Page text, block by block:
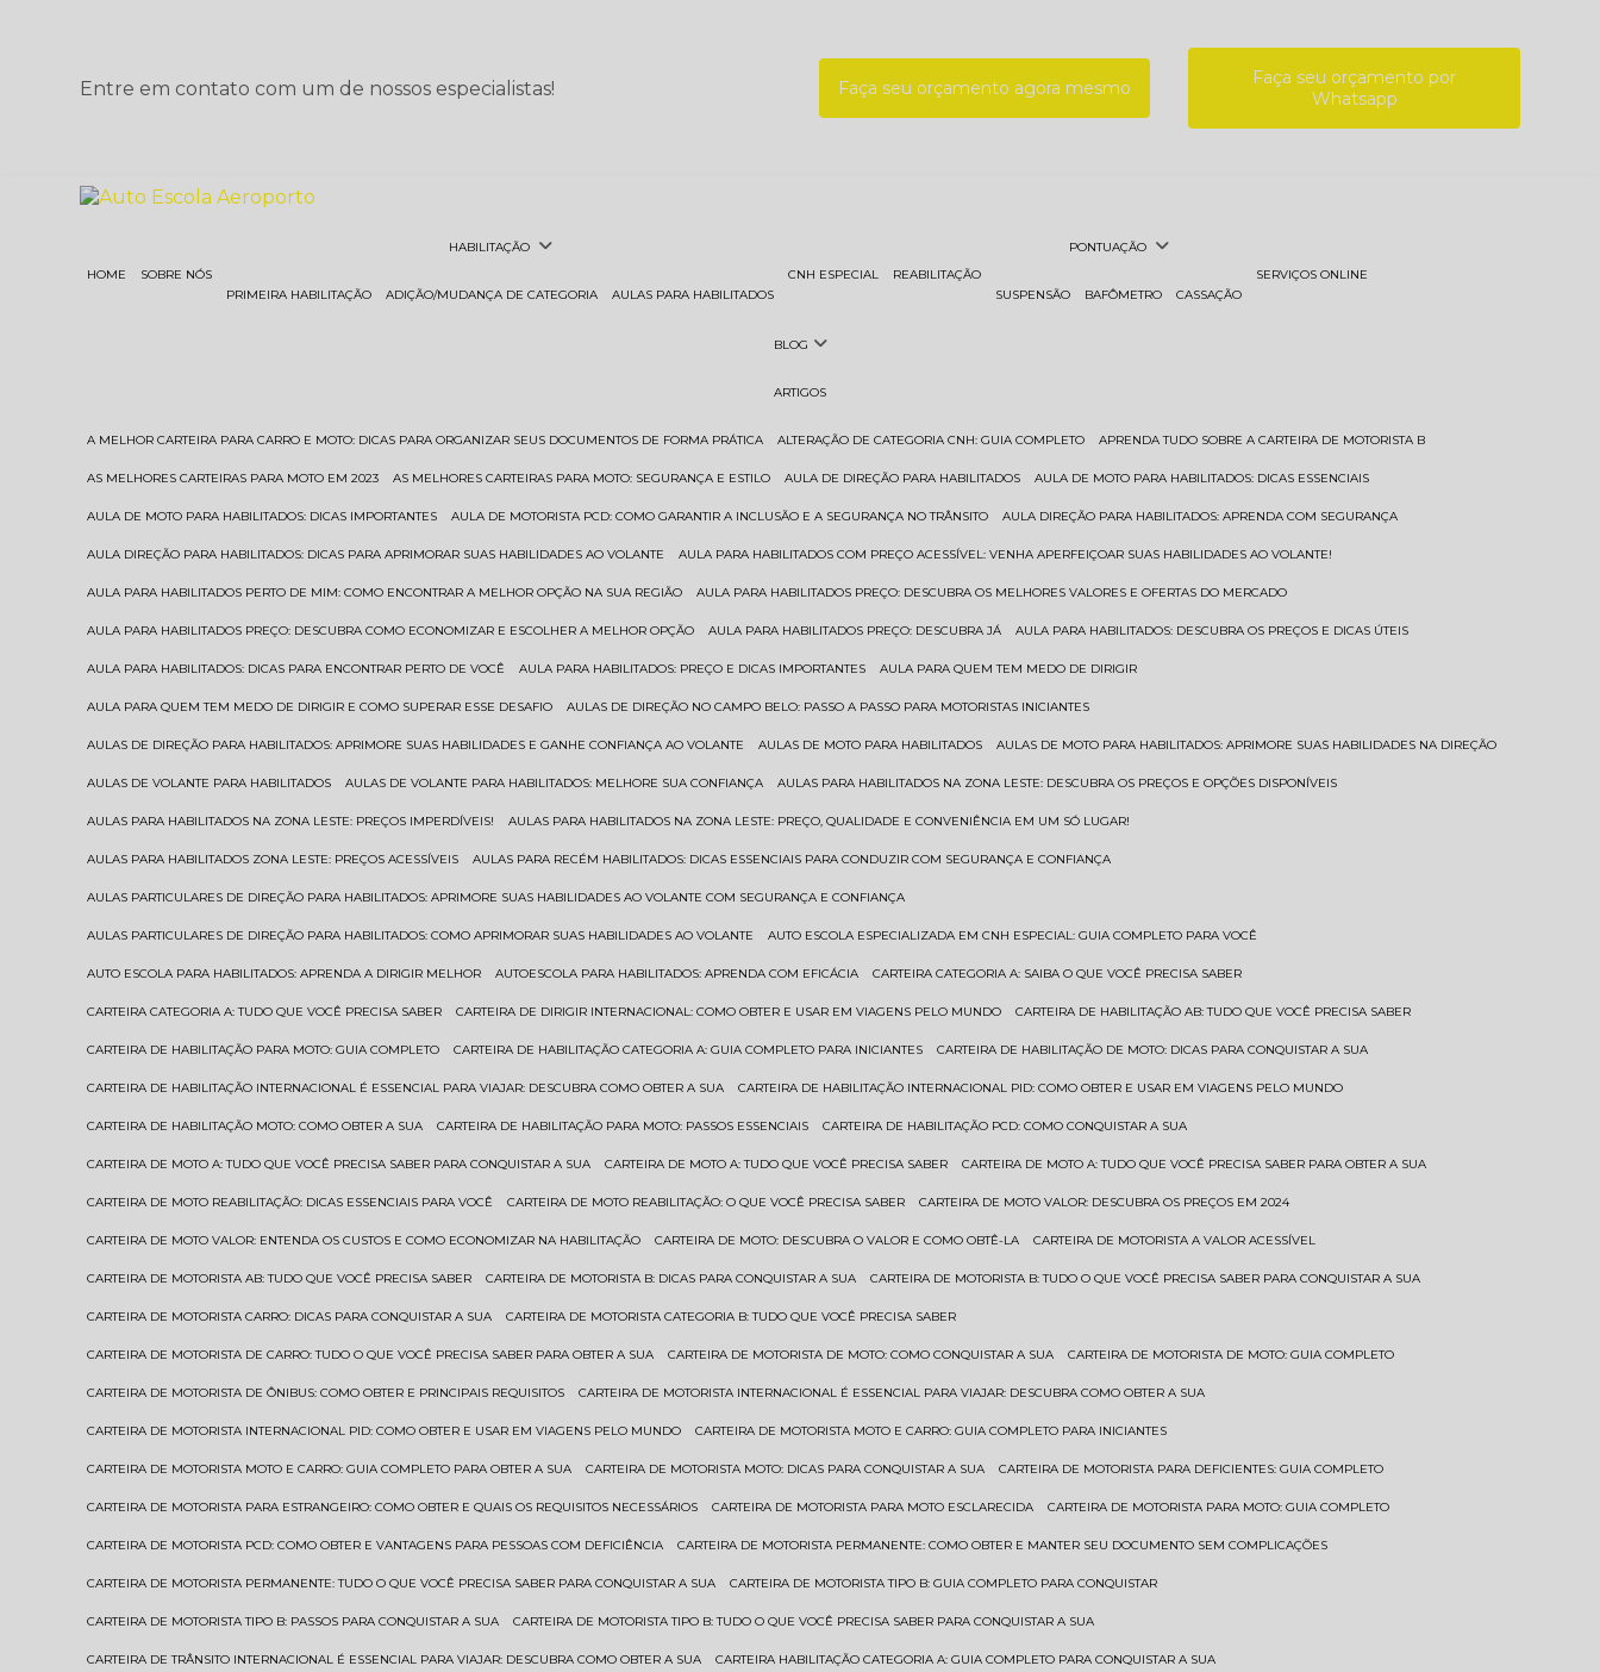
Entre em contato com um de nossos especialistas! Faça seu orçamento agora mesmo
Faça seu orçamento por
Whatsapp
HOME SOBRE NÓS
HABILITAÇÃO
PRIMEIRA HABILITAÇÃO ADIÇÃO/MUDANÇA DE CATEGORIA AULAS PARA HABILITADOS
CNH ESPECIAL REABILITAÇÃO
PONTUAÇÃO
SUSPENSÃO BAFÔMETRO CASSAÇÃO
SERVIÇOS ONLINE
BLOG
ARTIGOS
A MELHOR CARTEIRA PARA CARRO E MOTO: DICAS PARA ORGANIZAR SEUS DOCUMENTOS DE FORMA PRÁTICA ALTERAÇÃO DE CATEGORIA CNH: GUIA COMPLETO APRENDA TUDO SOBRE A CARTEIRA DE MOTORISTA B
AS MELHORES CARTEIRAS PARA MOTO EM 2023 AS MELHORES CARTEIRAS PARA MOTO: SEGURANÇA E ESTILO AULA DE DIREÇÃO PARA HABILITADOS AULA DE MOTO PARA HABILITADOS: DICAS ESSENCIAIS
AULA DE MOTO PARA HABILITADOS: DICAS IMPORTANTES AULA DE MOTORISTA PCD: COMO GARANTIR A INCLUSÃO E A SEGURANÇA NO TRÂNSITO AULA DIREÇÃO PARA HABILITADOS: APRENDA COM SEGURANÇA
AULA DIREÇÃO PARA HABILITADOS: DICAS PARA APRIMORAR SUAS HABILIDADES AO VOLANTE AULA PARA HABILITADOS COM PREÇO ACESSÍVEL: VENHA APERFEIÇOAR SUAS HABILIDADES AO VOLANTE!
AULA PARA HABILITADOS PERTO DE MIM: COMO ENCONTRAR A MELHOR OPÇÃO NA SUA REGIÃO AULA PARA HABILITADOS PREÇO: DESCUBRA OS MELHORES VALORES E OFERTAS DO MERCADO
AULA PARA HABILITADOS PREÇO: DESCUBRA COMO ECONOMIZAR E ESCOLHER A MELHOR OPÇÃO AULA PARA HABILITADOS PREÇO: DESCUBRA JÁ AULA PARA HABILITADOS: DESCUBRA OS PREÇOS E DICAS ÚTEIS
AULA PARA HABILITADOS: DICAS PARA ENCONTRAR PERTO DE VOCÊ AULA PARA HABILITADOS: PREÇO E DICAS IMPORTANTES AULA PARA QUEM TEM MEDO DE DIRIGIR
AULA PARA QUEM TEM MEDO DE DIRIGIR E COMO SUPERAR ESSE DESAFIO AULAS DE DIREÇÃO NO CAMPO BELO: PASSO A PASSO PARA MOTORISTAS INICIANTES
AULAS DE DIREÇÃO PARA HABILITADOS: APRIMORE SUAS HABILIDADES E GANHE CONFIANÇA AO VOLANTE AULAS DE MOTO PARA HABILITADOS AULAS DE MOTO PARA HABILITADOS: APRIMORE SUAS HABILIDADES NA DIREÇÃO
AULAS DE VOLANTE PARA HABILITADOS AULAS DE VOLANTE PARA HABILITADOS: MELHORE SUA CONFIANÇA AULAS PARA HABILITADOS NA ZONA LESTE: DESCUBRA OS PREÇOS E OPÇÕES DISPONÍVEIS
AULAS PARA HABILITADOS NA ZONA LESTE: PREÇOS IMPERDÍVEIS! AULAS PARA HABILITADOS NA ZONA LESTE: PREÇO, QUALIDADE E CONVENIÊNCIA EM UM SÓ LUGAR!
AULAS PARA HABILITADOS ZONA LESTE: PREÇOS ACESSÍVEIS AULAS PARA RECÉM HABILITADOS: DICAS ESSENCIAIS PARA CONDUZIR COM SEGURANÇA E CONFIANÇA
AULAS PARTICULARES DE DIREÇÃO PARA HABILITADOS: APRIMORE SUAS HABILIDADES AO VOLANTE COM SEGURANÇA E CONFIANÇA
AULAS PARTICULARES DE DIREÇÃO PARA HABILITADOS: COMO APRIMORAR SUAS HABILIDADES AO VOLANTE AUTO ESCOLA ESPECIALIZADA EM CNH ESPECIAL: GUIA COMPLETO PARA VOCÊ
AUTO ESCOLA PARA HABILITADOS: APRENDA A DIRIGIR MELHOR AUTOESCOLA PARA HABILITADOS: APRENDA COM EFICÁCIA CARTEIRA CATEGORIA A: SAIBA O QUE VOCÊ PRECISA SABER
CARTEIRA CATEGORIA A: TUDO QUE VOCÊ PRECISA SABER CARTEIRA DE DIRIGIR INTERNACIONAL: COMO OBTER E USAR EM VIAGENS PELO MUNDO CARTEIRA DE HABILITAÇÃO AB: TUDO QUE VOCÊ PRECISA SABER
CARTEIRA DE HABILITAÇÃO PARA MOTO: GUIA COMPLETO CARTEIRA DE HABILITAÇÃO CATEGORIA A: GUIA COMPLETO PARA INICIANTES CARTEIRA DE HABILITAÇÃO DE MOTO: DICAS PARA CONQUISTAR A SUA
CARTEIRA DE HABILITAÇÃO INTERNACIONAL É ESSENCIAL PARA VIAJAR: DESCUBRA COMO OBTER A SUA CARTEIRA DE HABILITAÇÃO INTERNACIONAL PID: COMO OBTER E USAR EM VIAGENS PELO MUNDO
CARTEIRA DE HABILITAÇÃO MOTO: COMO OBTER A SUA CARTEIRA DE HABILITAÇÃO PARA MOTO: PASSOS ESSENCIAIS CARTEIRA DE HABILITAÇÃO PCD: COMO CONQUISTAR A SUA
CARTEIRA DE MOTO A: TUDO QUE VOCÊ PRECISA SABER PARA CONQUISTAR A SUA CARTEIRA DE MOTO A: TUDO QUE VOCÊ PRECISA SABER CARTEIRA DE MOTO A: TUDO QUE VOCÊ PRECISA SABER PARA OBTER A SUA
CARTEIRA DE MOTO REABILITAÇÃO: DICAS ESSENCIAIS PARA VOCÊ CARTEIRA DE MOTO REABILITAÇÃO: O QUE VOCÊ PRECISA SABER CARTEIRA DE MOTO VALOR: DESCUBRA OS PREÇOS EM 2024
CARTEIRA DE MOTO VALOR: ENTENDA OS CUSTOS E COMO ECONOMIZAR NA HABILITAÇÃO CARTEIRA DE MOTO: DESCUBRA O VALOR E COMO OBTÊ-LA CARTEIRA DE MOTORISTA A VALOR ACESSÍVEL
CARTEIRA DE MOTORISTA AB: TUDO QUE VOCÊ PRECISA SABER CARTEIRA DE MOTORISTA B: DICAS PARA CONQUISTAR A SUA CARTEIRA DE MOTORISTA B: TUDO O QUE VOCÊ PRECISA SABER PARA CONQUISTAR A SUA
CARTEIRA DE MOTORISTA CARRO: DICAS PARA CONQUISTAR A SUA CARTEIRA DE MOTORISTA CATEGORIA B: TUDO QUE VOCÊ PRECISA SABER
CARTEIRA DE MOTORISTA DE CARRO: TUDO O QUE VOCÊ PRECISA SABER PARA OBTER A SUA CARTEIRA DE MOTORISTA DE MOTO: COMO CONQUISTAR A SUA CARTEIRA DE MOTORISTA DE MOTO: GUIA COMPLETO
CARTEIRA DE MOTORISTA DE ÔNIBUS: COMO OBTER E PRINCIPAIS REQUISITOS CARTEIRA DE MOTORISTA INTERNACIONAL É ESSENCIAL PARA VIAJAR: DESCUBRA COMO OBTER A SUA
CARTEIRA DE MOTORISTA INTERNACIONAL PID: COMO OBTER E USAR EM VIAGENS PELO MUNDO CARTEIRA DE MOTORISTA MOTO E CARRO: GUIA COMPLETO PARA INICIANTES
CARTEIRA DE MOTORISTA MOTO E CARRO: GUIA COMPLETO PARA OBTER A SUA CARTEIRA DE MOTORISTA MOTO: DICAS PARA CONQUISTAR A SUA CARTEIRA DE MOTORISTA PARA DEFICIENTES: GUIA COMPLETO
CARTEIRA DE MOTORISTA PARA ESTRANGEIRO: COMO OBTER E QUAIS OS REQUISITOS NECESSÁRIOS CARTEIRA DE MOTORISTA PARA MOTO ESCLARECIDA CARTEIRA DE MOTORISTA PARA MOTO: GUIA COMPLETO
CARTEIRA DE MOTORISTA PCD: COMO OBTER E VANTAGENS PARA PESSOAS COM DEFICIÊNCIA CARTEIRA DE MOTORISTA PERMANENTE: COMO OBTER E MANTER SEU DOCUMENTO SEM COMPLICAÇÕES
CARTEIRA DE MOTORISTA PERMANENTE: TUDO O QUE VOCÊ PRECISA SABER PARA CONQUISTAR A SUA CARTEIRA DE MOTORISTA TIPO B: GUIA COMPLETO PARA CONQUISTAR
CARTEIRA DE MOTORISTA TIPO B: PASSOS PARA CONQUISTAR A SUA CARTEIRA DE MOTORISTA TIPO B: TUDO O QUE VOCÊ PRECISA SABER PARA CONQUISTAR A SUA
CARTEIRA DE TRÂNSITO INTERNACIONAL É ESSENCIAL PARA VIAJAR: DESCUBRA COMO OBTER A SUA CARTEIRA HABILITAÇÃO CATEGORIA A: GUIA COMPLETO PARA CONQUISTAR A SUA